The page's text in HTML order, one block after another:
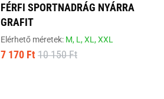
FÉRFI SPORTNADRÁG NYÁRRA
GRAFIT
Elérhető méretek: M, L,XL,XXL
7 170 Ft 10 150 Ft